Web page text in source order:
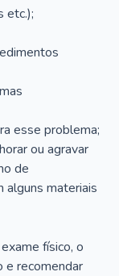
etc.);
esse problema;
ou agravar
de
alguns materiais
físico, o
e recomendar